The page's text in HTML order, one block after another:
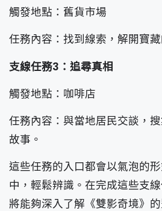
觸發地點：舊貨市場
任務內容：找到線索，解開寶
支線任務3：追尋真相
觸發地點：咖啡店
任務內容：與當地居民交談，
故事。
這些任務的入口都會以氣泡的
中，輕鬆辨識。在完成這些支
將能夠深入了解《雙影奇境》